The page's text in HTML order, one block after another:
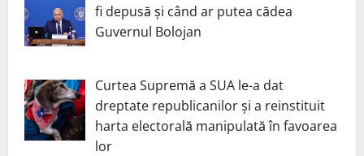
fi depusă și când ar putea cădea
Guvernul Bolojan
Curtea Supremă a SUA le-a dat
dreptate republicanilor și a reinstituit
harta electorală manipulată în favoarea
lor